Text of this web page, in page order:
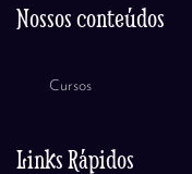
Nossos conteúdos
Cursos
Links Rápidos